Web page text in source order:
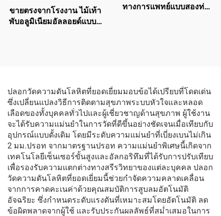
ขายตรงจากโรงงาน ไม้เท้า
พับอลูมิเนียมอัลลอยด์แบบมี
ทางการแพทย์แบบสองท่อ
ปลอกวัดความดันโลหิตที่ยอดเยี่ยมมอบข้อได้เปรียบที่โดดเด่น
ซึ่งเปลี่ยนแปลงวิธีการติดตามสุขภาพระบบหัวใจและหลอด
เลือดของทั้งบุคคลทั่วไปและผู้เชี่ยวชาญด้านสุขภาพ ผู้ใช้งาน
จะได้รับความแม่นยำในการวัดที่ดีขึ้นอย่างชัดเจนเมื่อเทียบกับ
อุปกรณ์แบบดั้งเดิม โดยมีระดับความแม่นยำที่เบี่ยงเบนไม่เกิน
2 มม.ปรอท จากมาตรฐานปรอท ความแม่นยำพิเศษนี้เกิดจาก
เทคโนโลยีเซ็นเซอร์ขั้นสูงและอัลกอริทึมที่ได้รับการปรับเทียบ
เพื่อรองรับความแตกต่างทางสรีรวิทยาของแต่ละบุคคล ปลอก
วัดความดันโลหิตที่ยอดเยี่ยมนี้ช่วยกำจัดความคลาดเคลื่อน
จากการคาดคะเนค่าด้วยคุณสมบัติการสูบลมอัตโนมัติ
อัจฉริยะ ซึ่งกำหนดระดับแรงดันที่เหมาะสมโดยอัตโนมัติ ลด
ข้อผิดพลาดจากผู้ใช้ และรับประกันผลลัพธ์ที่สม่ำเสมอในการ